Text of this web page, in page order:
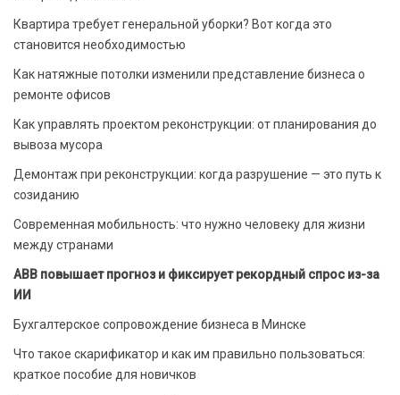
Квартира требует генеральной уборки? Вот когда это
становится необходимостью
Как натяжные потолки изменили представление бизнеса о
ремонте офисов
Как управлять проектом реконструкции: от планирования до
вывоза мусора
Демонтаж при реконструкции: когда разрушение — это путь к
созиданию
Современная мобильность: что нужно человеку для жизни
между странами
ABB повышает прогноз и фиксирует рекордный спрос из-за
ИИ
Бухгалтерское сопровождение бизнеса в Минске
Что такое скарификатор и как им правильно пользоваться:
краткое пособие для новичков